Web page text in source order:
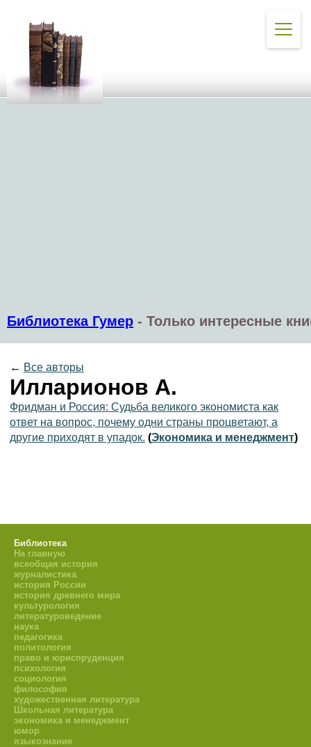
Библиотека Гумер - Только интересные
← Все авторы
Илларионов А.
Фридман и Россия: Судьба великого экономиста как
ответ на вопрос, почему одни страны процветают, а
другие приходят в упадок. (Экономика и менеджмент)
Библиотека
На главную
всеобщая история
журналистика
история России
история древнего мира
культурология
литературоведение
наука
педагогика
политология
право и юриспруденция
психология
социология
философия
художественная литература
Школьная литература
экономика и менеджмент
юмор
языкознание